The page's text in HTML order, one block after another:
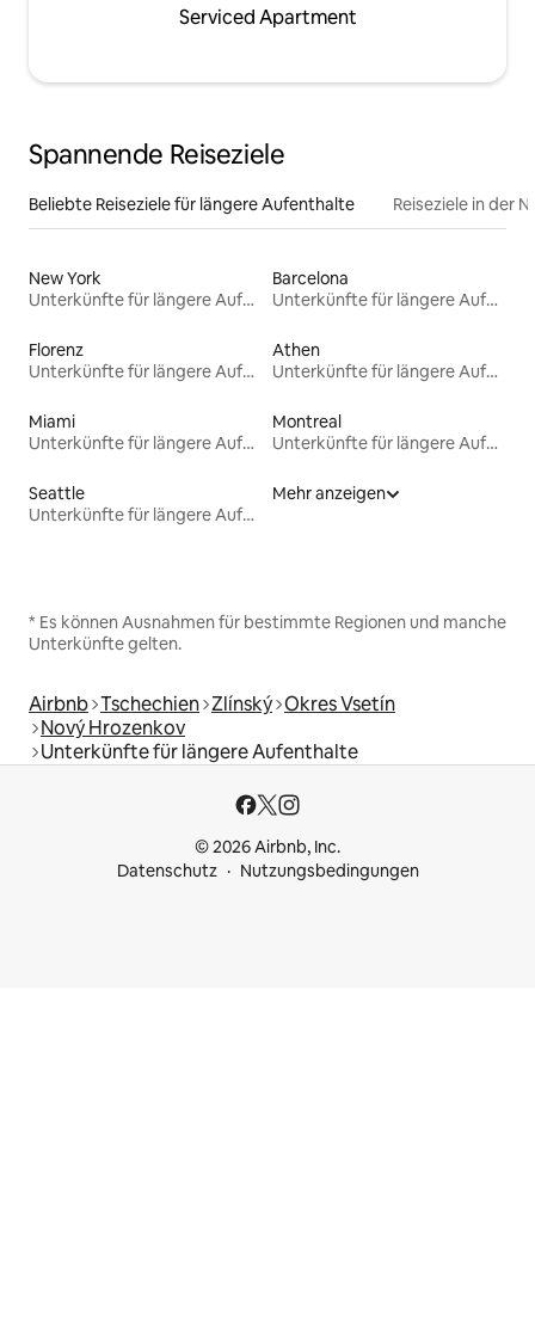
Serviced Apartment
Spannende Reiseziele
Beliebte Reiseziele für längere Aufenthalte Reiseziele in der
New York
Unterkünfte für längere Aufenthalte
Barcelona
Unterkünfte für längere Aufenthalte
Florenz
Unterkünfte für längere Aufenthalte
Athen
Unterkünfte für längere Aufenthalte
Miami
Unterkünfte für längere Aufenthalte
Montreal
Unterkünfte für längere Aufenthalte
Seattle
Unterkünfte für längere Aufenthalte
Mehr anzeigen
* Es können Ausnahmen für bestimmte Regionen und manche
Unterkünfte gelten.
Airbnb Tschechien Zlínský Okres Vsetín
Nový Hrozenkov
Unterkünfte für längere Aufenthalte
© 2026 Airbnb, Inc.
Datenschutz
Nutzungsbedingungen